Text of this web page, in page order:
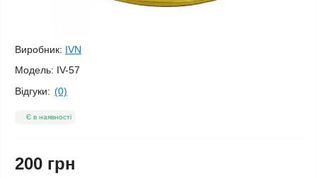
Виробник: IVN
Модель: IV-57
Відгуки: (0)
Є в наявності
200 грн